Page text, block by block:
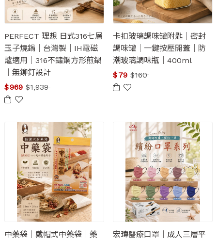
PERFECT 理想 日式316七層
玉子燒鍋｜台灣製｜IH電磁
爐適用｜316不鏽鋼方形煎鍋
｜無鉚釘設計
$1,939
$969
卡扣玻璃調味罐附匙｜密封
調味罐｜一鍵按壓開蓋｜防
潮玻璃調味瓶｜400ml
$160
$79
中藥袋｜戴帽式中藥袋｜藥
宏瑋醫療口罩｜成人三層平